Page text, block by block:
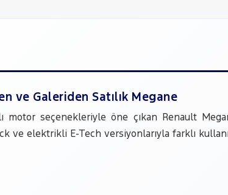
ve Galeriden Satılık Megane
motor seçenekleriyle öne çıkan Renault
ve elektrikli E-Tech versiyonlarıyla farklı